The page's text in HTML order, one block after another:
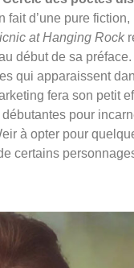
d’une pure fiction,
at Hanging Rock
début de sa
qui apparaissent
fera son petit
pour
à opter pour
certains